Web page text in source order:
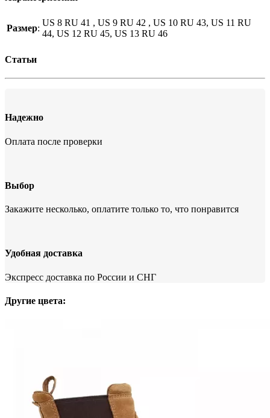
Размер:
US 8 RU 41 , US 9 RU 42 , US 10 RU 43, US 11 RU
44, US 12 RU 45, US 13 RU 46
Статьи
Надежно
Оплата после проверки
Выбор
Закажите несколько, оплатите только то, что понравится
Удобная доставка
Экспресс доставка по России и СНГ
Другие цвета: